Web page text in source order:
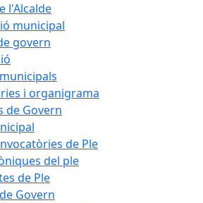
l'Alcalde
municipal
govern
i organigrama
de Govern
de Ple
del ple
de Ple
Govern